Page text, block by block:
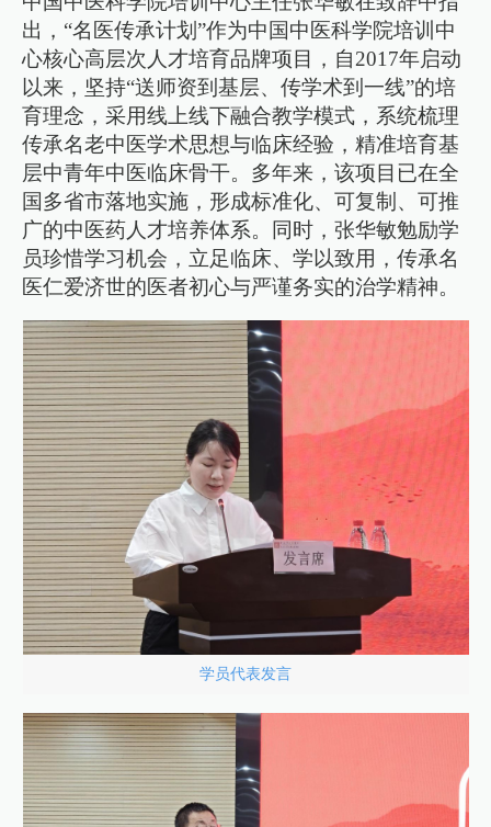
出，“名医传承计划”作为中国中医科学院培训中
心核心高层次人才培育品牌项目，自2017年启动
以来，坚持“送师资到基层、传学术到一线”的培
育理念，采用线上线下融合教学模式，系统梳理
传承名老中医学术思想与临床经验，精准培育基
层中青年中医临床骨干。多年来，该项目已在全
国多省市落地实施，形成标准化、可复制、可推
广的中医药人才培养体系。同时，张华敏勉励学
员珍惜学习机会，立足临床、学以致用，传承名
医仁爱济世的医者初心与严谨务实的治学精神。
学员代表发言